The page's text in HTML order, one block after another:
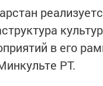
в его
РТ.